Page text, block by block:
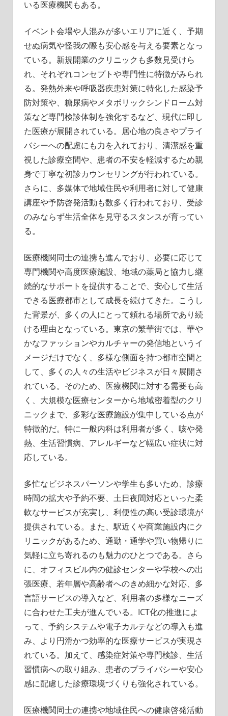
いる医療機関もある。
イベント会場や人混みが多いエリアに近く、予期
せぬ病気や怪我の際も安心感を与える要素となっ
ている。新規開業のクリニックも多数見受けら
れ、それぞれコンセプトや専門性に特徴がみられ
る。発熱外来や呼吸器疾患対策に特化した感染予
防対策や、糖尿病やメタボリックシンドローム対
策など専門検診体制を強化するなど、現代に即し
た医療が展開されている。居心地の良さやプライ
バシーへの配慮にも力を入れており、清潔感を重
視した診療空間や、患者の不安を軽減するため親
身で丁寧な初診カウンセリングが行われている。
さらに、多媒体で地域住民や利用者に対して健康
講座や予防啓発活動も数多く行われており、受診
のみならず生活全体を見守るスタンスが育ってい
る。
医療機関同士の連携も進んでおり、必要に応じて
専門機関や高度医療施設、地域の薬局と協力し継
続的なサポートを提供することで、安心して生活
できる医療都市として成長を続けてきた。こうし
た背景が、多くの人にとって頼れる場所であり続
ける理由となっている。東京の繁華街では、華や
かなファッションやカルチャーの発信地というイ
メージだけでなく、多様な側面を持つ都市空間と
して、多くの人々の生活やビジネスが日々展開さ
れている。そのため、医療機関に対する需要も高
く、大規模な医療センターから地域密着型のクリ
ニックまで、多彩な医療施設が集中している点が
特徴的だ。特に一般内科は利用者が多く、咳や発
熱、生活習慣病、アレルギーなど幅広い症状に対
応している。
多忙なビジネスパーソンや学生も多いため、診療
時間の拡大や予約不要、土日夜間対応といった柔
軟なサービスが充実し、利便性の高い受診環境が
提供されている。また、駅近くや商業施設内にク
リニックがあるため、通勤・通学や買い物帰りに
気軽に立ち寄れるのも魅力のひとつである。さら
に、オフィスビル内の健診センターや学校への出
張医療、若年層や高齢者へのきめ細かな対応、多
言語サービスの導入など、利用者の多様なニーズ
に合わせた工夫が進んでいる。ICT化の推進によ
って、予約システムや電子カルテなどの導入も進
み、より円滑かつ効率的な医療サービスが実現さ
れている。加えて、感染症対策や専門検診、生活
習慣病への取り組み、患者のプライバシーや安心
感に配慮した診療環境づくりも強化されている。
医療機関同士の連携や地域住民への健康啓発活動